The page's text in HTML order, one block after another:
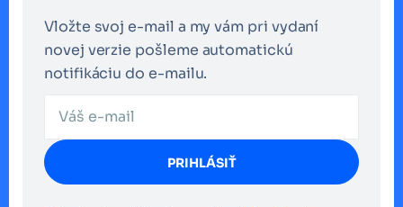
Vložte svoj e-mail a my vám pri vydaní
novej verzie pošleme automatickú
notifikáciu do e-mailu.
PRIHLÁSIŤ